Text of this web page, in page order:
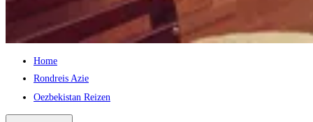
Home
Rondreis Azie
Oezbekistan Reizen